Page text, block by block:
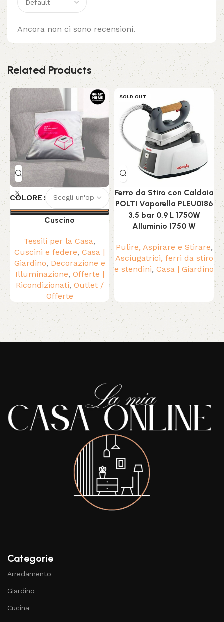
Ancora non ci sono recensioni.
Related Products
COLORE
Cuscino
Tessili per la Casa,
Cuscini e federe, Casa |
Giardino, Decorazione e
Illuminazione, Offerte |
Ricondizionati, Outlet /
Offerte
SOLD OUT
Ferro da Stiro con Caldaia
POLTI Vaporella PLEU0186
3,5 bar 0,9 L 1750W
Alluminio 1750 W
Pulire, Aspirare e Stirare,
Asciugatrici, ferri da stiro
e stendini, Casa | Giardino
Read More
Categorie
Arredamento
Giardino
Cucina